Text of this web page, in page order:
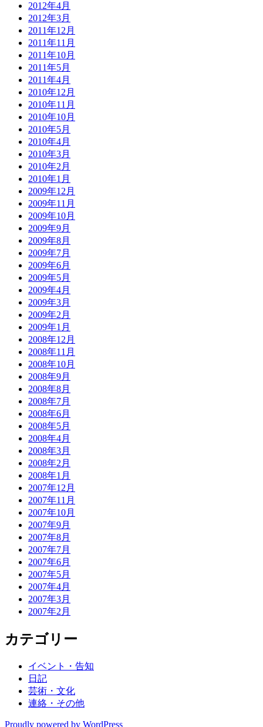
2012年4月
2012年3月
2011年12月
2011年11月
2011年10月
2011年5月
2011年4月
2010年12月
2010年11月
2010年10月
2010年5月
2010年4月
2010年3月
2010年2月
2010年1月
2009年12月
2009年11月
2009年10月
2009年9月
2009年8月
2009年7月
2009年6月
2009年5月
2009年4月
2009年3月
2009年2月
2009年1月
2008年12月
2008年11月
2008年10月
2008年9月
2008年8月
2008年7月
2008年6月
2008年5月
2008年4月
2008年3月
2008年2月
2008年1月
2007年12月
2007年11月
2007年10月
2007年9月
2007年8月
2007年7月
2007年6月
2007年5月
2007年4月
2007年3月
2007年2月
カテゴリー
イベント・告知
日記
芸術・文化
連絡・その他
Proudly powered by WordPress